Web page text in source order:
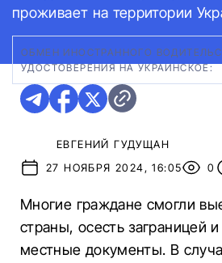
проживает на территории
ОБМЕН ИНОСТРАННОГО
УДОСТОВЕРЕНИЯ НА УКРАИНСКОЕ:
ЕВГЕНИЙ ГУДУЩАН
27 НОЯБРЯ 2024, 16:05
0
Многие граждане смогли
страны, осесть заграницей
местные документы. В